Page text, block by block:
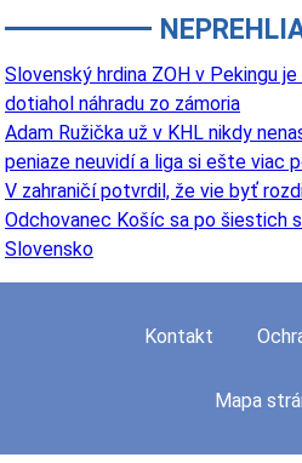
Slovenský hrdina ZOH v Pekingu
dotiahol náhradu zo zámoria
Adam Ružička už v KHL nikdy
peniaze neuvidí a liga si ešte viac
V zahraničí potvrdil, že vie byť
Odchovanec Košíc sa po šiestich
Slovensko
Kontakt
Mapa